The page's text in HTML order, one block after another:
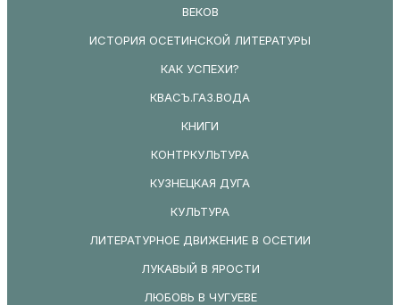
ВЕКОВ
ИСТОРИЯ ОСЕТИНСКОЙ ЛИТЕРАТУРЫ
КАК УСПЕХИ?
КВАСЪ.ГАЗ.ВОДА
КНИГИ
КОНТРКУЛЬТУРА
КУЗНЕЦКАЯ ДУГА
КУЛЬТУРА
ЛИТЕРАТУРНОЕ ДВИЖЕНИЕ В ОСЕТИИ
ЛУКАВЫЙ В ЯРОСТИ
ЛЮБОВЬ В ЧУГУЕВЕ